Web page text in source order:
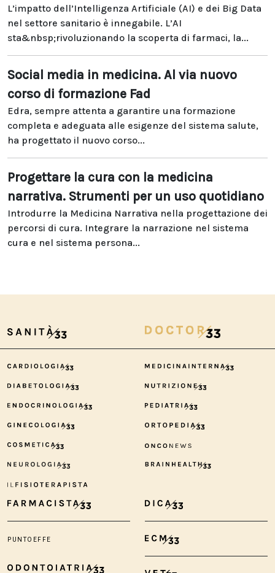
L’impatto dell’Intelligenza Artificiale (AI) e dei Big Data
nel settore sanitario è innegabile. L’AI
sta&nbsp;rivoluzionando la scoperta di farmaci, la...
Social media in medicina. Al via nuovo
corso di formazione Fad
Edra, sempre attenta a garantire una formazione
completa e adeguata alle esigenze del sistema salute,
ha progettato il nuovo corso...
Progettare la cura con la medicina
narrativa. Strumenti per un uso quotidiano
Introdurre la Medicina Narrativa nella progettazione dei
percorsi di cura. Integrare la narrazione nel sistema
cura e nel sistema persona...